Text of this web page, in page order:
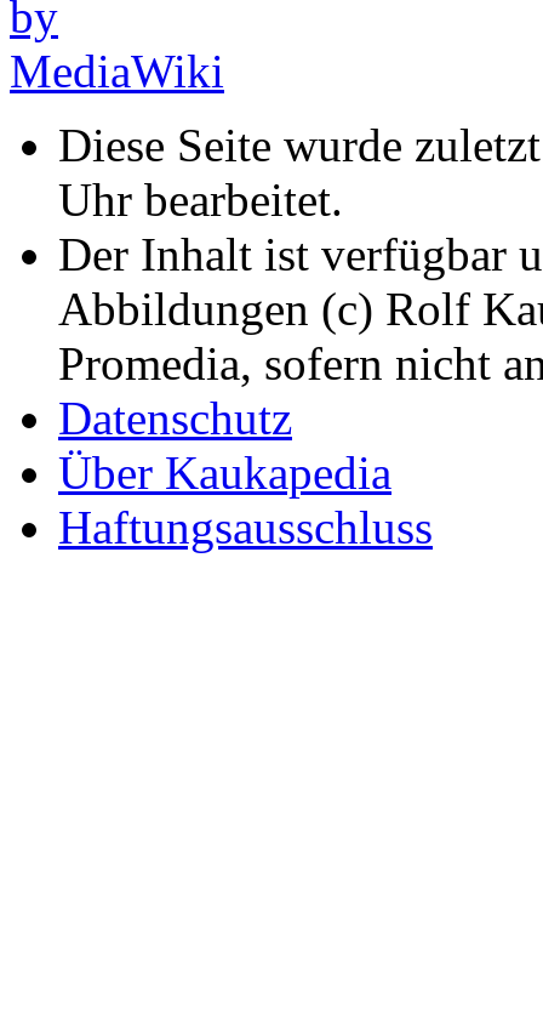
Diese Seite wurde
Uhr bearbeitet.
Der Inhalt ist verfügbar
Abbildungen (c) Rolf
Promedia, sofern nicht
Datenschutz
Über Kaukapedia
Haftungsausschluss